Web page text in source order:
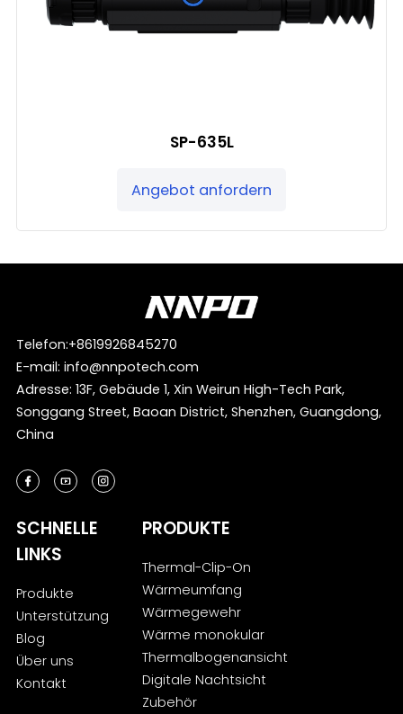
SP-635L
Angebot anfordern
Telefon:+8619926845270
E-mail: info@nnpotech.com
Adresse: 13F, Gebäude 1, Xin Weirun High-Tech Park,
Songgang Street, Baoan District, Shenzhen, Guangdong,
China
SCHNELLE
LINKS
Produkte
Unterstützung
Blog
Über uns
Kontakt
PRODUKTE
Thermal-Clip-On
Wärmeumfang
Wärmegewehr
Wärme monokular
Thermalbogenansicht
Digitale Nachtsicht
Zubehör